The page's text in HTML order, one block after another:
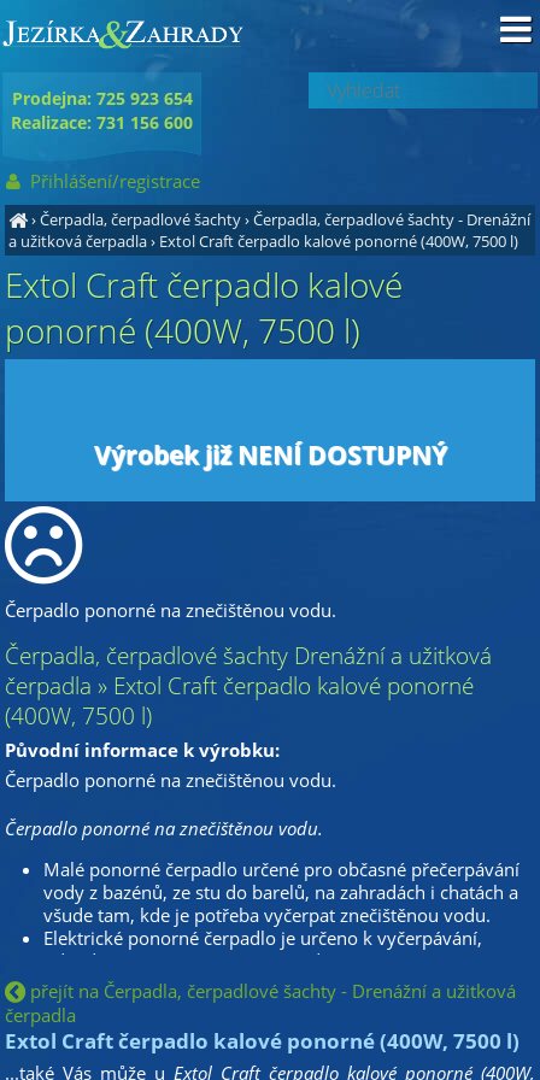
›Čerpadla, čerpadlové šachty›Čerpadla, čerpadlové šachty - Drenážní
a užitková čerpadla› Extol Craft čerpadlo kalové ponorné (400W, 7500 l)
Extol Craft čerpadlo kalové
ponorné (400W, 7500 l)
Výrobek již NENÍ DOSTUPNÝ
Čerpadlo ponorné na znečištěnou vodu.
Čerpadla, čerpadlové šachty Drenážní a užitková
čerpadla » Extol Craft čerpadlo kalové ponorné
(400W, 7500 l)
Původní informace k výrobku:
Čerpadlo ponorné na znečištěnou vodu.
Čerpadlo ponorné na znečištěnou vodu.
Malé ponorné čerpadlo určené pro občasné přečerpávání
vody z bazénů, ze stu do barelů, na zahradách i chatách a
všude tam, kde je potřeba vyčerpat znečištěnou vodu.
Elektrické ponorné čerpadlo je určeno k vyčerpávání,
odvodňování či přečerpávání vody při použití
v domácnosti, zahradách či v rekreačních objektech.
Vzhledem k větší průchodnosti částic nalézá uplatnění také
při čerpání znečištěné vody.
Čerpadlo je určeno pro čerpací práce menšího rozsahu
a nedoporučujeme jej dlouhodobě ponechávat v čerpané
přejít na Čerpadla, čerpadlové šachty - Drenážní a užitková
čerpadla
Extol Craft čerpadlo kalové ponorné (400W, 7500 l)
...také Vás může uExtol Craft čerpadlo kalové ponorné (400W,
Prodejna: 725 923 654
Realizace: 731 156 600
Přihlášení/registrace